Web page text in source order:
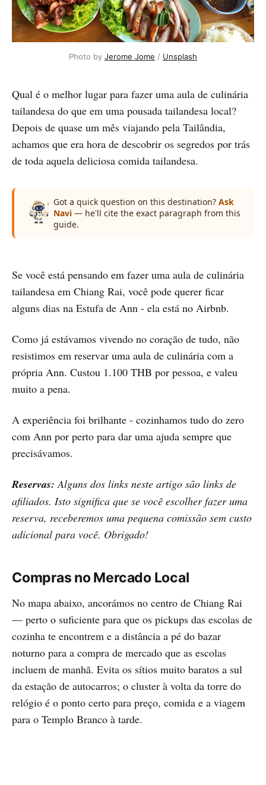
Photo by Jerome Jome / Unsplash
Qual é o melhor lugar para fazer uma aula de culinária
tailandesa do que em uma pousada tailandesa local?
Depois de quase um mês viajando pela Tailândia,
achamos que era hora de descobrir os segredos por trás
de toda aquela deliciosa comida tailandesa.
Got a quick question on this destination? Ask
Navi — he'll cite the exact paragraph from this
guide.
Se você está pensando em fazer uma aula de culinária
tailandesa em Chiang Rai, você pode querer ficar
alguns dias na Estufa de Ann - ela está no Airbnb.
Como já estávamos vivendo no coração de tudo, não
resistimos em reservar uma aula de culinária com a
própria Ann. Custou 1.100 THB por pessoa, e valeu
muito a pena.
A experiência foi brilhante - cozinhamos tudo do zero
com Ann por perto para dar uma ajuda sempre que
precisávamos.
Reservas: Alguns dos links neste artigo são links de
afiliados. Isto significa que se você escolher fazer uma
reserva, receberemos uma pequena comissão sem custo
adicional para você. Obrigado!
Compras no Mercado Local
No mapa abaixo, ancorámos no centro de Chiang Rai
— perto o suficiente para que os pickups das escolas de
cozinha te encontrem e a distância a pé do bazar
noturno para a compra de mercado que as escolas
incluem de manhã. Evita os sítios muito baratos a sul
da estação de autocarros; o cluster à volta da torre do
relógio é o ponto certo para preço, comida e a viagem
para o Templo Branco à tarde.